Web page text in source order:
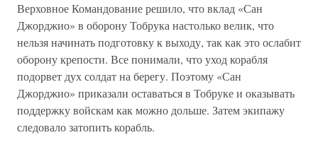
Верховное Командование решило, что вклад «Сан
Джорджио» в оборону Тобрука настолько велик, что
нельзя начинать подготовку к выходу, так как это ослабит
оборону крепости. Все понимали, что уход корабля
подорвет дух солдат на берегу. Поэтому «Сан
Джорджио» приказали оставаться в Тобруке и оказывать
поддержку войскам как можно дольше. Затем экипажу
следовало затопить корабль.